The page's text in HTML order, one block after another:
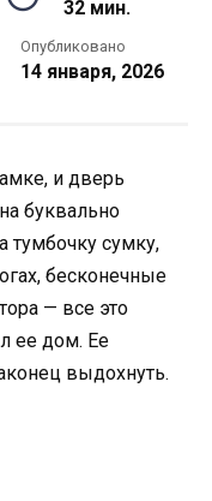
32 мин.
Опубликовано
14 января, 2026
и дверь
буквально
сумку,
бесконечные
— все это
ее дом. Ее
выдохнуть.